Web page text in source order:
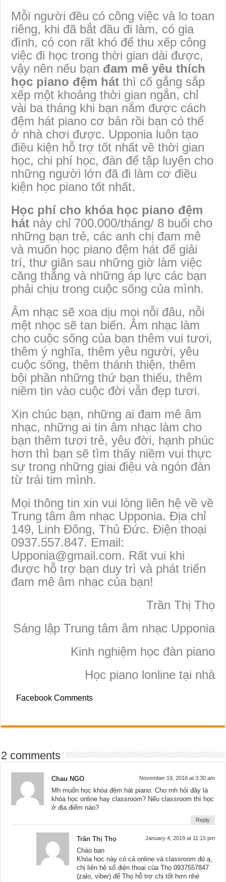
Mỗi người đều có công việc và lo toan
riêng, khi đã bắt đầu đi làm, có gia
đình, có con rất khó để thu xếp công
việc đi học trong thời gian dài được,
vậy nên nếu bạn đam mê yêu thích
học piano đệm hát thì cố gắng sắp
xếp một khoảng thời gian ngắn, chỉ
vài ba tháng khi bạn nắm được cách
đệm hát piano cơ bản rồi bạn có thể
ở nhà chơi được. Upponia luôn tạo
điều kiện hỗ trợ tốt nhất về thời gian
học, chi phí học, đàn để tập luyện cho
những người lớn đã đi làm cơ điều
kiện học piano tốt nhất.
Học phí cho khóa học piano đệm
hát này chỉ 700.000/tháng/ 8 buổi cho
những bạn trẻ, các anh chị đam mê
và muốn học piano đệm hát để giải
trí, thư giãn sau những giờ làm việc
căng thẳng và những áp lực các bạn
phải chịu trong cuộc sống của mình.
Âm nhạc sẽ xoa dịu mọi nỗi đâu, nỗi
mệt nhọc sẽ tan biến. Âm nhạc làm
cho cuộc sống của bạn thêm vui tươi,
thêm ý nghĩa, thêm yêu người, yêu
cuộc sống, thêm thánh thiện, thêm
bội phần những thứ bạn thiếu, thêm
niềm tin vào cuộc đời vẫn đẹp tươi.
Xin chúc bạn, những ai đam mê âm
nhạc, những ai tin âm nhạc làm cho
bạn thêm tươi trẻ, yêu đời, hạnh phúc
hơn thì bạn sẽ tìm thấy niềm vui thực
sự trong những giai điệu và ngón đàn
từ trái tim mình.
Mọi thông tin xin vui lòng liên hệ về về
Trung tâm âm nhạc Upponia. Địa chỉ
149, Linh Đông, Thủ Đức. Điện thoại
0937.557.847. Email:
Upponia@gmail.com. Rất vui khi
được hỗ trợ bạn duy trì và phát triển
đam mê âm nhạc của bạn!
Trần Thị Thọ
Sáng lập Trung tâm âm nhạc Upponia
Kinh nghiệm học đàn piano
Học piano lonline tại nhà
Facebook Comments
2 comments
Chau NGO November 19, 2018 at 3:30 am
Mh muốn học khóa đệm hát piano. Cho mh hỏi đây là
khóa học online hay classroom? Nếu classroom thì học
ở địa điểm nào?
Reply
Trần Thị Thọ January 4, 2019 at 11:15 pm
Chào bạn
Khóa học này có cả online và classroom đó ạ,
chị liên hệ số điện thoại của Thọ 0937557847
(zalo, viber) để Thọ hỗ trợ chị tốt hơn nhé